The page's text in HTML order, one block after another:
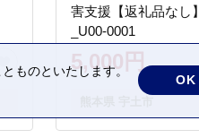
害支援【返礼品なし】
_U00-0001
5,000円
ものといたします。
OK